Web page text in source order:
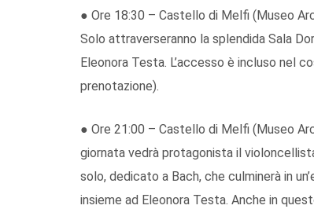
● Ore 18:30 – Castello di Melfi (Museo
Solo attraverseranno la splendida Sala
Eleonora Testa. L’accesso è incluso nel
prenotazione).
● Ore 21:00 – Castello di Melfi (Museo
giornata vedrà protagonista il
solo, dedicato a Bach, che culminerà in
insieme ad Eleonora Testa. Anche in